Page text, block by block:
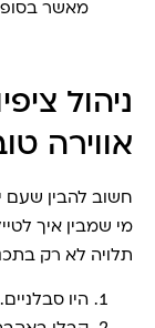
מאשר
ניהול
אווירה
חשוב להבין שעם
מי שמבין איך
תלויה לא רק
היו סבלניים.